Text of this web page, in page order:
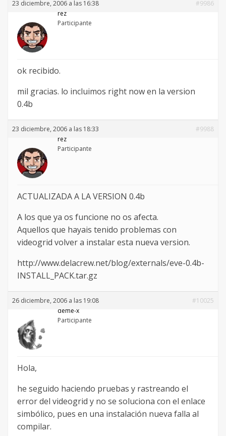
23 diciembre, 2006 a las 16:38
#9986
rez
Participante
ok recibido.
mil gracias. lo incluimos right now en la version
0.4b
23 diciembre, 2006 a las 18:33
#9988
rez
Participante
ACTUALIZADA A LA VERSION 0.4b
A los que ya os funcione no os afecta.
Aquellos que hayais tenido problemas con
videogrid volver a instalar esta nueva version.
http://www.delacrew.net/blog/externals/eve-0.4b-
INSTALL_PACK.tar.gz
26 diciembre, 2006 a las 19:08
#10025
deme-x
Participante
Hola,
he seguido haciendo pruebas y rastreando el
error del videogrid y no se soluciona con el enlace
simbólico, pues en una instalación nueva falla al
compilar.